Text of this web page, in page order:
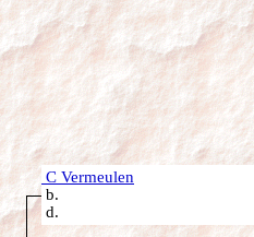
C Vermeulen
b.
d.